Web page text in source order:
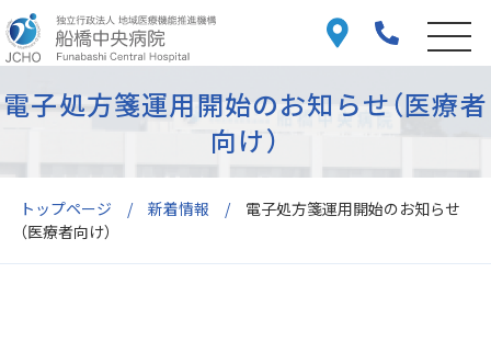
トップページ 新着情報
電子処方箋運用開始のお知らせ
（医療者向け）
電子処方箋運用開始のお知らせ（医療者
向け）